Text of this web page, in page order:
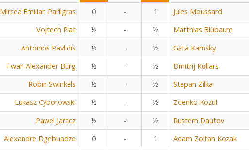
Mircea Emilian Parligras 0 - 1 Jules Moussard
Vojtech Plat ½ - ½ Matthias Blübaum
Antonios Pavlidis ½ - ½ Gata Kamsky
Twan Alexander Burg ½ - ½ Dmitrij Kollars
Robin Swinkels ½ - ½ Stepan Zilka
Lukasz Cyborowski ½ - ½ Zdenko Kozul
Pawel Jaracz ½ - ½ Rustem Dautov
Alexandre Dgebuadze 0 - 1 Adam Zoltan Kozak